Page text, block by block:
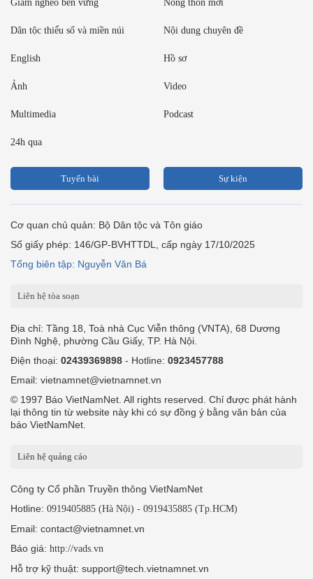
Giảm nghèo bền vững Nông thôn mới
Dân tộc thiểu số và miền núi Nội dung chuyên đề
English Hồ sơ
Ảnh Video
Multimedia Podcast
24h qua
Tuyến bài Sự kiện
Cơ quan chủ quản: Bộ Dân tộc và Tôn giáo
Số giấy phép: 146/GP-BVHTTDL, cấp ngày 17/10/2025
Tổng biên tập: Nguyễn Văn Bá
Liên hệ tòa soạn
Địa chỉ: Tầng 18, Toà nhà Cục Viễn thông (VNTA), 68 Dương
Đình Nghệ, phường Cầu Giấy, TP. Hà Nội.
Điện thoại: 02439369898 - Hotline: 0923457788
Email: vietnamnet@vietnamnet.vn
© 1997 Báo VietNamNet. All rights reserved. Chỉ được phát hành
lại thông tin từ website này khi có sự đồng ý bằng văn bản của
báo VietNamNet.
Liên hệ quảng cáo
Công ty Cổ phần Truyền thông VietNamNet
Hotline: 0919405885 (Hà Nội) - 0919435885 (Tp.HCM)
Email: contact@vietnamnet.vn
Báo giá: http://vads.vn
Hỗ trợ kỹ thuật: support@tech.vietnamnet.vn